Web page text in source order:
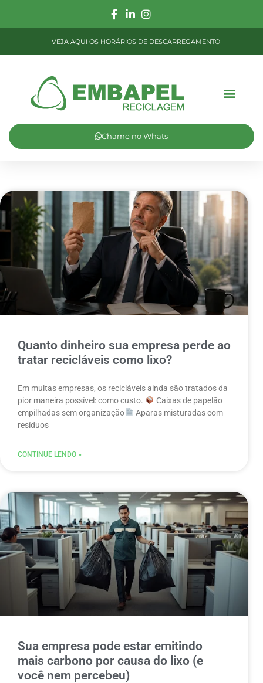
VEJA AQUI OS HORÁRIOS DE DESCARREGAMENTO
Chame no Whats
Quanto dinheiro sua empresa perde ao
tratar recicláveis como lixo?
Em muitas empresas, os recicláveis ainda são tratados da
pior maneira possível: como custo.
Caixas de papelão
empilhadas sem organização
Aparas misturadas com
resíduos
CONTINUE LENDO »
Sua empresa pode estar emitindo
mais carbono por causa do lixo (e
você nem percebeu)